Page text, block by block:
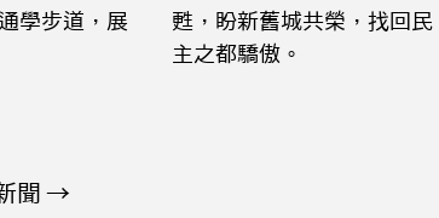
學步道，展
甦，盼新舊城共榮，找回民
主之都驕傲。
聞 →